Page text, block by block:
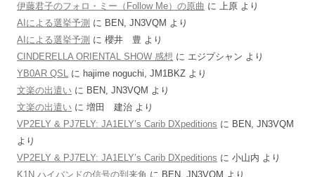
伊藤君子のフォロ・ミー（Follow Me）の原曲 に 上原 より
AIによる選挙予測 に BEN, JN3VQM より
AIによる選挙予測 に 櫻井 豊 より
CINDERELLA ORIENTAL SHOW 感想 に エジプシャン より
YB0AR QSL
に hajime noguchi, JM1BKZ より
文楽の出遣い に BEN, JN3VQM より
文楽の出遣い に 増田 建治 より
VP2ELY & PJ7ELY: JA1ELY’s Carib DXpeditions に BEN, JN3VQM
より
VP2ELY & PJ7ELY: JA1ELY’s Carib DXpeditions に 小山内 より
K1N ハイバンドの信号の到来角 に BEN, JN3VQM より